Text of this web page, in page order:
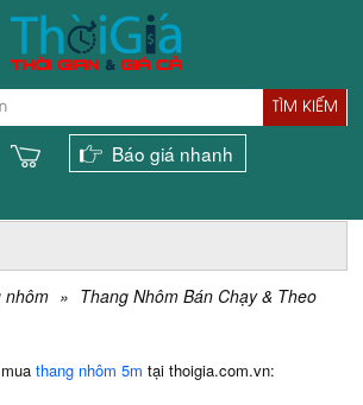
TÌM KIẾM
Báo giá nhanh
nhôm » Thang Nhôm Bán Chạy & Theo
muathang nhôm 5m tại thoigia.com.vn: